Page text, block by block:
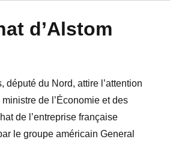
d’Alstom
député du Nord, attire l’attention
de l’Économie et des
de l’entreprise française
le groupe américain General